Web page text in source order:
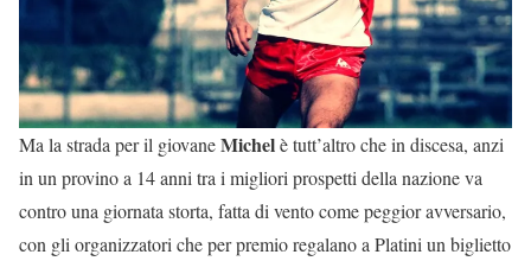
Ma la strada per il giovaneMichelè tutt’altro che in discesa, anzi
in un provino a 14 anni tra i migliori prospetti della nazione va
contro una giornata storta, fatta di vento come peggior avversario,
con gli organizzatori che per premio regalano a Platini un biglietto